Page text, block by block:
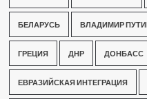
БЕЛАРУСЬ ВЛАДИМИР
ГРЕЦИЯ ДНР ДОНБАСС
ЕВРАЗИЙСКАЯ ИНТЕГРАЦИЯ